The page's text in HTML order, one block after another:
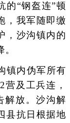
的“钢盔连”顿
，我军随即缴
，沙沟镇内的
内伪军所有
及工兵连，
解放。沙沟解
县抗日根据地